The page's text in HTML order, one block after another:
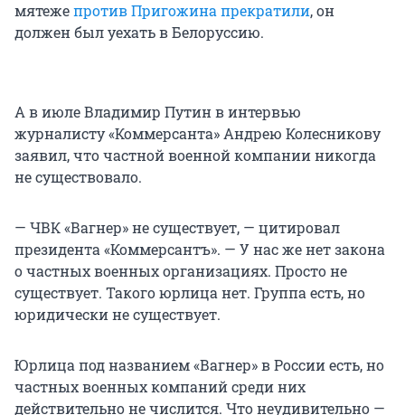
мятежепротив Пригожина прекратили, он
должен был уехать в Белоруссию.
А в июле Владимир Путин в интервью
журналисту «Коммерсанта» Андрею Колесникову
заявил, что частной военной компании никогда
не существовало.
— ЧВК «Вагнер» не существует, — цитировал
президента «Коммерсантъ». — У нас же нет закона
о частных военных организациях. Просто не
существует. Такого юрлица нет. Группа есть, но
юридически не существует.
Юрлица под названием «Вагнер» в России есть, но
частных военных компаний среди них
действительно не числится. Что неудивительно —